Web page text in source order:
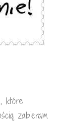
które
zabieram